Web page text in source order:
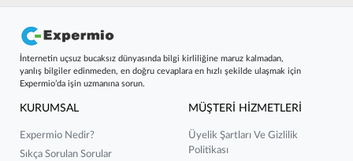
İnternetin uçsuz bucaksız dünyasında bilgi kirliliğine maruz kalmadan,
yanlış bilgiler edinmeden, en doğru cevaplara en hızlı şekilde ulaşmak için
Expermio’da işin uzmanına sorun.
KURUMSAL
Expermio Nedir?
Sıkça Sorulan Sorular
MÜŞTERİ HİZMETLERİ
Üyelik Şartları Ve Gizlilik
Politikası